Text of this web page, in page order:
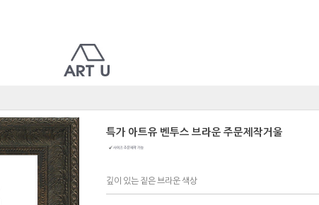
특가 아트유 벤투스 브라운 주문제작거울
깊이 있는 짙은 브라운 색상